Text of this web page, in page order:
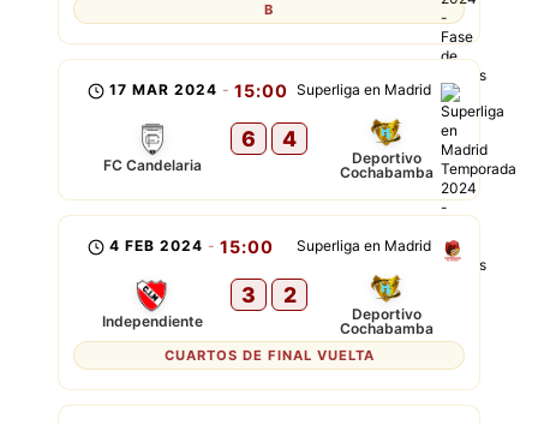
B
Superliga en Madrid
17 MAR 2024 - 15:00
FC Candelaria
6 4
Deportivo
Cochabamba
Superliga en Madrid
4 FEB 2024 - 15:00
Independiente
3 2
Deportivo
Cochabamba
CUARTOS DE FINAL VUELTA